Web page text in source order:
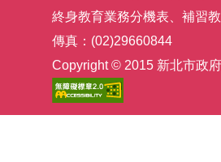
終身教育業務分機表
補習
傳真：(02)29660844
Copyright © 2015 新北市政